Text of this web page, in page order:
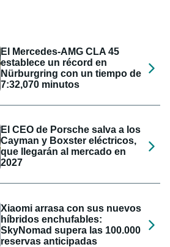
El Mercedes-AMG CLA 45
establece un récord en
Nürburgring con un tiempo de
7:32,070 minutos
El CEO de Porsche salva a los
Cayman y Boxster eléctricos,
que llegarán al mercado en
2027
Xiaomi arrasa con sus nuevos
híbridos enchufables:
SkyNomad supera las 100.000
reservas anticipadas